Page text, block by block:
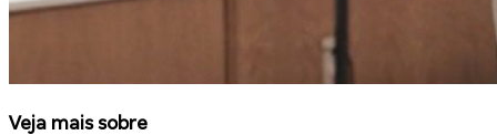
Veja mais sobre